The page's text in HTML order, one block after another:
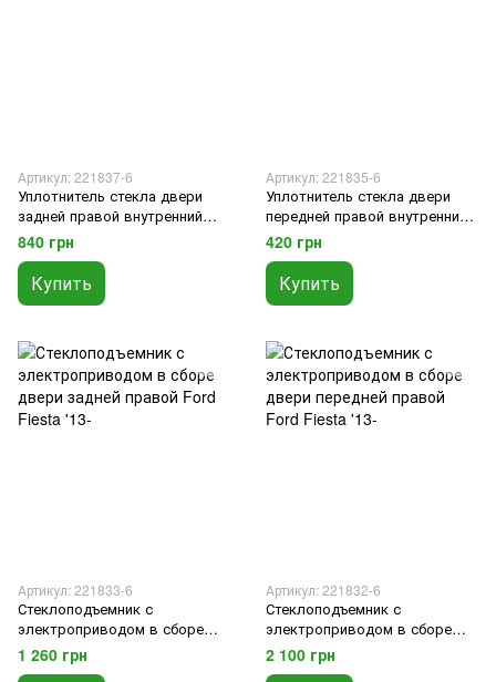
Артикул: 221837-6
Уплотнитель стекла двери
задней правой внутренний
Ford Fiesta '11-
840 грн
Купить
Артикул: 221835-6
Уплотнитель стекла двери
передней правой внутренний
Ford Fiesta '11-
420 грн
Купить
Артикул: 221833-6
Стеклоподъемник с
электроприводом в сборе
двери задней правой Ford
Fiesta '13-
1 260 грн
Артикул: 221832-6
Стеклоподъемник с
электроприводом в сборе
двери передней правой Ford
Fiesta '13-
2 100 грн